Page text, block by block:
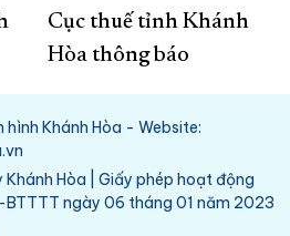
Cục thuế tỉnh Khánh
Hòa thông báo
Khánh Hòa - Website:
Hòa | Giấy phép hoạt động
ngày 06 tháng 01 năm 2023